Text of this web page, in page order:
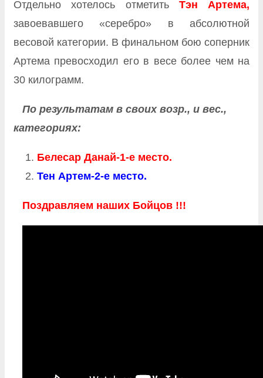
Отдельно хотелось отметить Тэн Артема,
завоевавшего «серебро» в абсолютной
весовой категории. В финальном бою соперник
Артема превосходил его в весе более чем на
30 килограмм.
По результатам в своих возр., и вес.,
категориях:
Белесар Данай-1-е место.
Тен Артем-2-е место.
Поздравляем наших Бойцов !!!